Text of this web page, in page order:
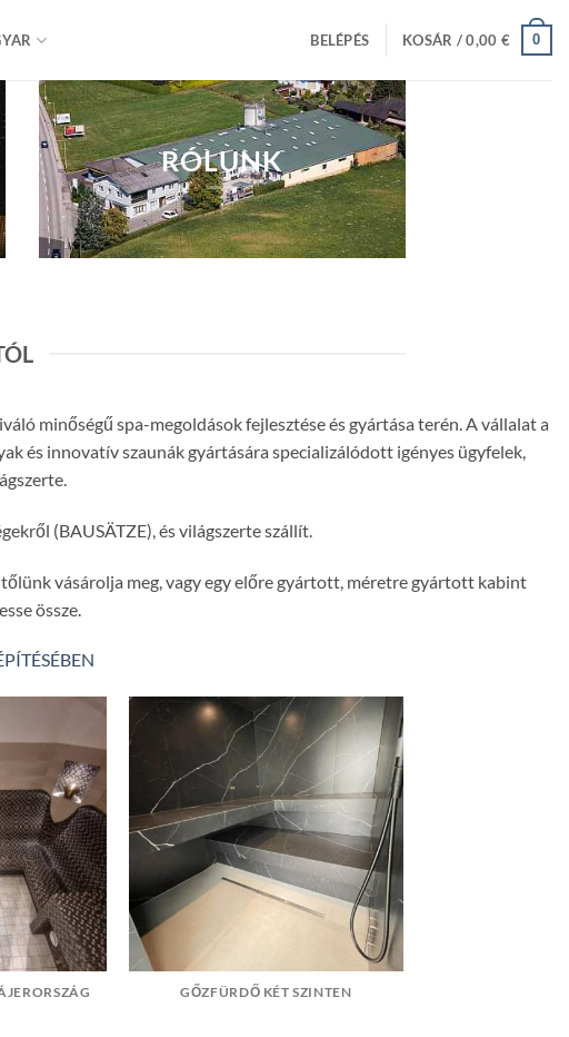
BELÉPÉS KOSÁR /0,00 € 0
RÓLUNK
minőségű spa-megoldások fejlesztése és gyártása terén. A vállalat a
és innovatív szaunák gyártására specializálódott igényes ügyfelek,
(BAUSÄTZE), és világszerte szállít.
vásárolja meg, vagy egy előre gyártott, méretre gyártott kabint
össze.
GŐZFÜRDŐ KÉT SZINTEN